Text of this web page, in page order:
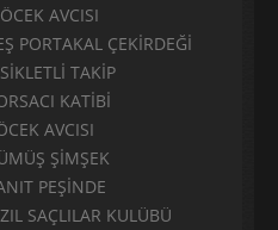
AVCISI
PORTAKAL ÇEKİRDEĞİ
TAKİP
KATİBİ
AVCISI
ŞİMŞEK
PEŞİNDE
SAÇLILAR KULÜBÜ